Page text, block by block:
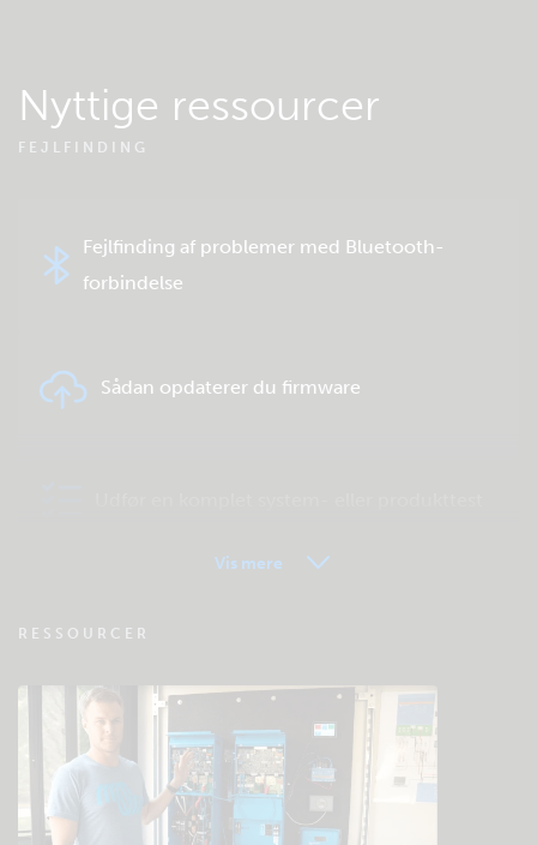
Nyttige ressourcer
FEJLFINDING
Fejlfinding af problemer med Bluetooth-
forbindelse
Sådan opdaterer du firmware
fjernovervågning
Tjek fællesskabets videnbase
Vis mere
RESSOURCER